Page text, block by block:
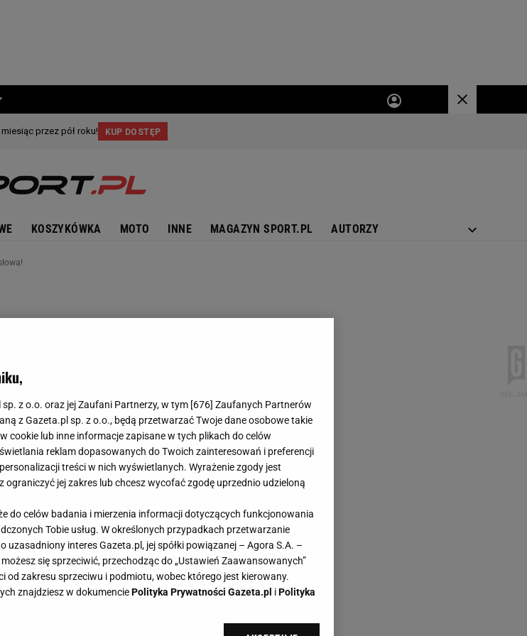
KOSZYKÓWKA MOTO INNE MAGAZYN SPORT.PL AUTORZY
z o.o. oraz jej Zaufani Partnerzy, w tym [676] Zaufanych Partnerów
z Gazeta.pl sp. z o.o., będą przetwarzać Twoje dane osobowe takie
cookie lub inne informacje zapisane w tych plikach do celów
reklam dopasowanych do Twoich zainteresowań i preferencji
treści w nich wyświetlanych. Wyrażenie zgody jest
jej zakres lub chcesz wycofać zgodę uprzednio udzieloną
do celów badania i mierzenia informacji dotyczących funkcjonowania
Tobie usług. W określonych przypadkach przetwarzanie
interes Gazeta.pl, jej spółki powiązanej – Agora S.A. –
się sprzeciwić, przechodząc do „Ustawień Zaawansowanych”
od zakresu sprzeciwu i podmiotu, wobec którego jest kierowany.
znajdziesz w dokumenciePolityka Prywatności Gazeta.pl iPolityka